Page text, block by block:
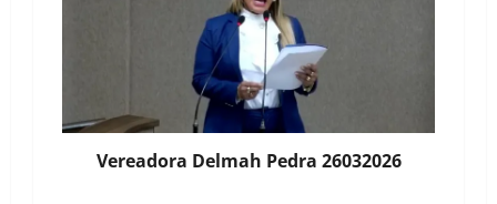
Vereadora Delmah Pedra 26032026